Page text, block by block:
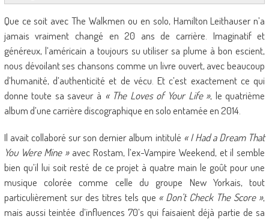
Que ce soit avec The Walkmen ou en solo, Hamilton Leithauser n’a
jamais vraiment changé en 20 ans de carrière. Imaginatif et
généreux, l’américain a toujours su utiliser sa plume à bon escient,
nous dévoilant ses chansons comme un livre ouvert, avec beaucoup
d’humanité, d’authenticité et de vécu. Et c’est exactement ce qui
donne toute sa saveur à « The Loves of Your Life », le quatrième
album d’une carrière discographique en solo entamée en 2014.
Il avait collaboré sur son dernier album intitulé « I Had a Dream That
You Were Mine »avec Rostam, l’ex-Vampire Weekend, et il semble
bien qu’il lui soit resté de ce projet à quatre main le goût pour une
musique colorée comme celle du groupe New Yorkais, tout
particulièrement sur des titres tels que « Don’t Check The Score »,
mais aussi teintée d’influences 70’s qui faisaient déjà partie de sa